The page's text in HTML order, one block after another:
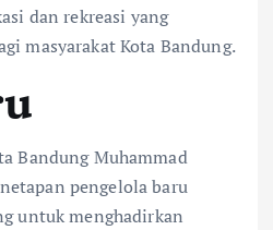
dan rekreasi yang
masyarakat Kota Bandung.
Bandung Muhammad
pengelola baru
untuk menghadirkan